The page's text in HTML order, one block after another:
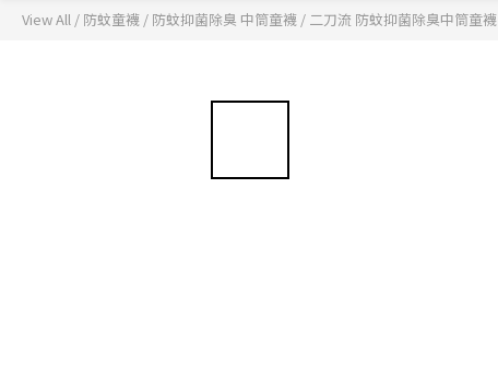
View All / 防蚊童襪 / 防蚊抑菌除臭 中筒童襪 / 二刀流 防蚊抑菌除臭中筒童襪